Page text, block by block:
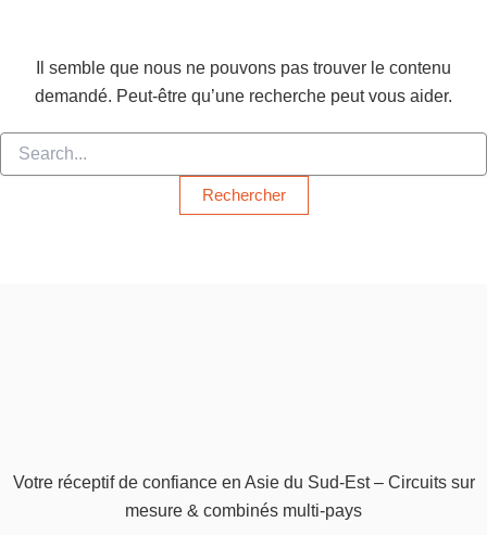
Il semble que nous ne pouvons pas trouver le contenu
demandé. Peut-être qu’une recherche peut vous aider.
Votre réceptif de confiance en Asie du Sud-Est – Circuits sur
mesure & combinés multi-pays